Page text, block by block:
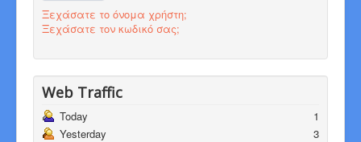
Ξεχάσατε το όνομα χρήστη;
Ξεχάσατε τον κωδικό σας;
Web Traffic
Today
1
Yesterday
3